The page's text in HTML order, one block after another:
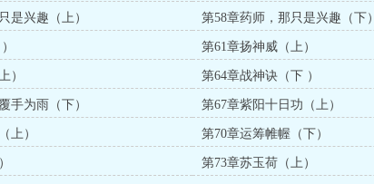
是兴趣（上） 第58章药师，那只是兴趣（下）
第61章扬神威（上）
） 第64章战神诀（下 ）
手为雨（下） 第67章紫阳十日功（上）
上） 第70章运筹帷幄（下）
第73章苏玉荷（上）